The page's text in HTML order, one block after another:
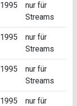
1995
nur für
Streams
1995
nur für
Streams
1995
nur für
Streams
1995
nur für